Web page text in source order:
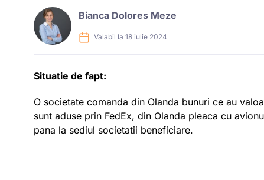
Bianca Dolores Meze
Valabil la 18 iulie 2024
Situatie de fapt:
O societate comanda din Olanda bunuri ce au
sunt aduse prin FedEx, din Olanda pleaca cu
pana la sediul societatii beneficiare.